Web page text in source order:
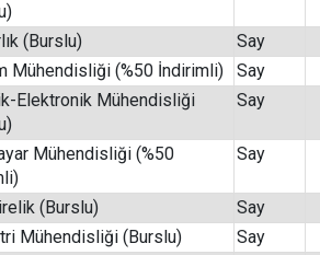
(Burslu) Say
Mühendisliği (%50 İndirimli)
Say
Elektronik Mühendisliği
Say
Mühendisliği (%50
Say
(Burslu) Say
Mühendisliği (Burslu)
Say